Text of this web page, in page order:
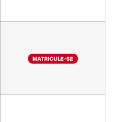
MATRICULE-SE